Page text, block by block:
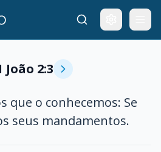
João 2:3
que o conhecemos: Se
seus mandamentos.